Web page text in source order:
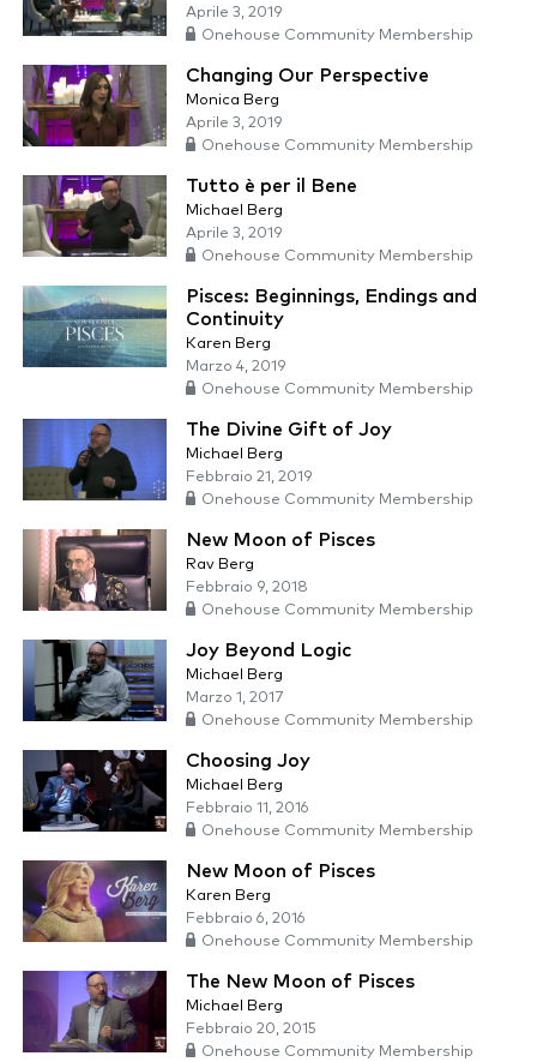
Aprile 3, 2019
Onehouse Community Membership
Changing Our Perspective
Monica Berg
Aprile 3, 2019
Onehouse Community Membership
Tutto è per il Bene
Michael Berg
Aprile 3, 2019
Onehouse Community Membership
Pisces: Beginnings, Endings and
Continuity
Karen Berg
Marzo 4, 2019
Onehouse Community Membership
The Divine Gift of Joy
Michael Berg
Febbraio 21, 2019
Onehouse Community Membership
New Moon of Pisces
Rav Berg
Febbraio 9, 2018
Onehouse Community Membership
Joy Beyond Logic
Michael Berg
Marzo 1, 2017
Onehouse Community Membership
Choosing Joy
Michael Berg
Febbraio 11, 2016
Onehouse Community Membership
New Moon of Pisces
Karen Berg
Febbraio 6, 2016
Onehouse Community Membership
The New Moon of Pisces
Michael Berg
Febbraio 20, 2015
Onehouse Community Membership